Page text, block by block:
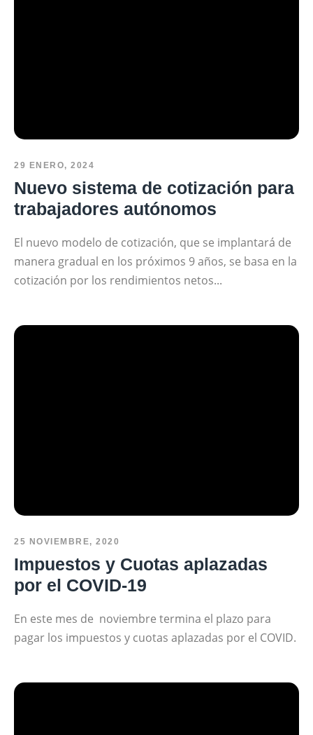
29 ENERO, 2024
Nuevo sistema de cotización para
trabajadores autónomos
El nuevo modelo de cotización, que se implantará de
manera gradual en los próximos 9 años, se basa en la
cotización por los rendimientos netos...
25 NOVIEMBRE, 2020
Impuestos y Cuotas aplazadas
por el COVID-19
En este mes de noviembre termina el plazo para
pagar los impuestos y cuotas aplazadas por el COVID.